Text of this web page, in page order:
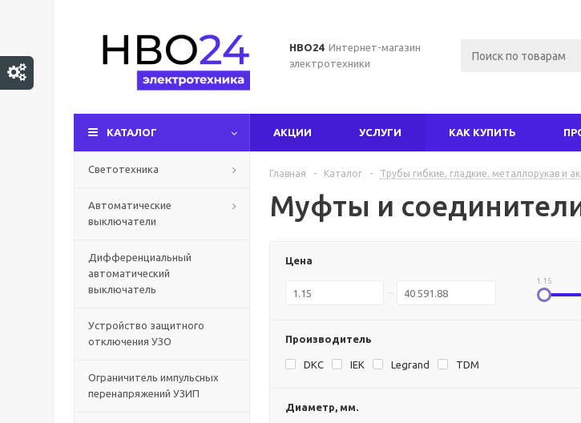
НВО24 Интернет-магазин
электротехники
КАТАЛОГ АКЦИИ УСЛУГИ КАК КУПИТЬ
Светотехника
Автоматические
выключатели
Дифференциальный
автоматический
выключатель
Устройство защитного
отключения УЗО
Ограничитель импульсных
перенапряжений УЗИП
Главная - Каталог - Трубы гибкие, гладкие, металлорукав и
Муфты и
Цена
1.15
Производитель
DKC IEK Legrand TDM
Диаметр, мм.